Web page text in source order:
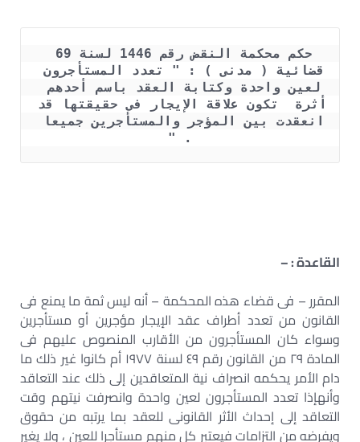
. "
القاعدة : –
المقرر – فى قضاء هذه المحكمة – أنه ليس ثمة ما يمنع فى
القانون من تعدد أطراف عقد الإيجار مؤجرين أو مستأجرين
وسواء كان المستأجرون من الأقارب المنصوص عليهم فى
المادة ٢٩ من القانون رقم ٤٩ لسنة ١٩٧٧ أم كانوا غير ذلك ما
دام الأمر يحكمه انصراف نية المتعاقدين إلى ذلك عند التعاقد
وأنهإذا تعدد المستأجرون لعين واحدة وانصرفت نيتهم وقت
التعاقد إلى إحداث الأثر القانونى للعقد بما يرتبه من حقوق
ويفرضه من التزامات فيعتبر كل منهم مستأجرا للعين ، ولا يغير